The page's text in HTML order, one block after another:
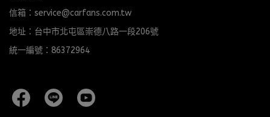
信箱：service@carfans.com.tw
地址：台中市北屯區崇德八路一段206號
統一編號：86372964